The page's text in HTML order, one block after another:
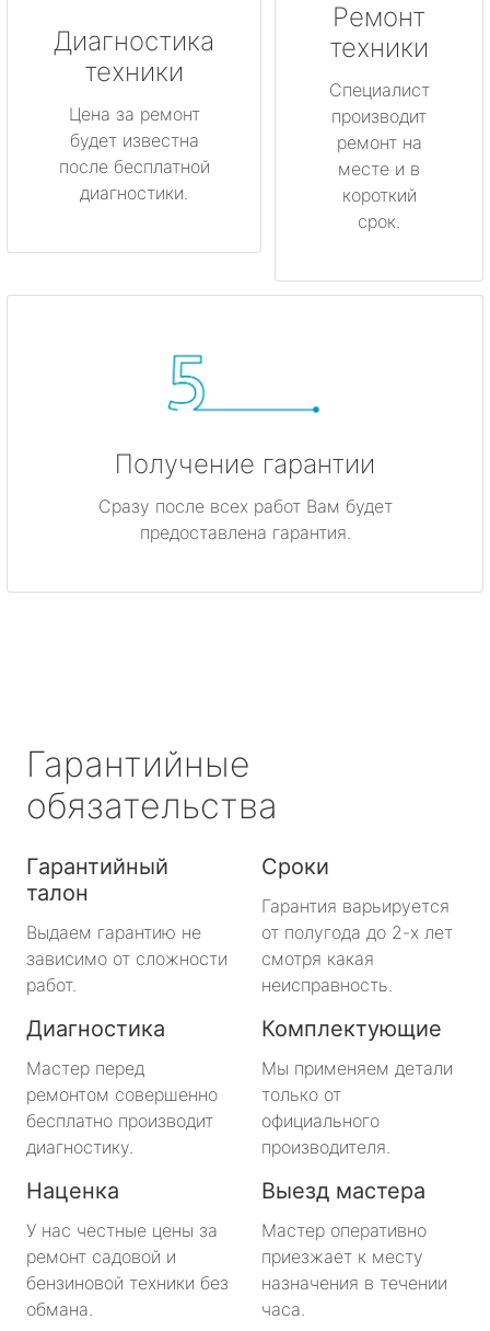
Диагностика
техники
Цена за ремонт
будет известна
после бесплатной
диагностики.
Ремонт
техники
Специалист
производит
ремонт на
месте и в
короткий
срок.
Получение гарантии
Сразу после всех работ Вам будет
предоставлена гарантия.
Гарантийные
обязательства
Гарантийный
талон
Выдаем гарантию не
зависимо от сложности
работ.
Сроки
Гарантия варьируется
от полугода до 2-х лет
смотря какая
неисправность.
Диагностика
Мастер перед
ремонтом совершенно
бесплатно производит
диагностику.
Комплектующие
Мы применяем детали
только от
официального
производителя.
Наценка
У нас честные цены за
ремонт садовой и
бензиновой техники без
обмана.
Выезд мастера
Мастер оперативно
приезжает к месту
назначения в течении
часа.